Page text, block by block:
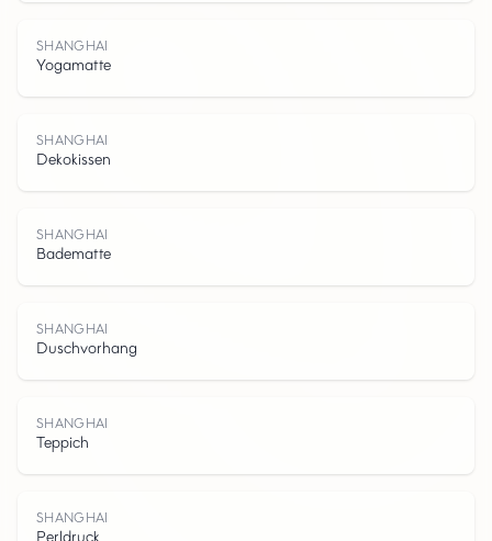
S
H
A
N
G
H
A
SHANGHAI
Yogamatte
SHANGHAI
Dekokissen
SHANGHAI
Badematte
SHANGHAI
Duschvorhang
SHANGHAI
Teppich
SHANGHAI